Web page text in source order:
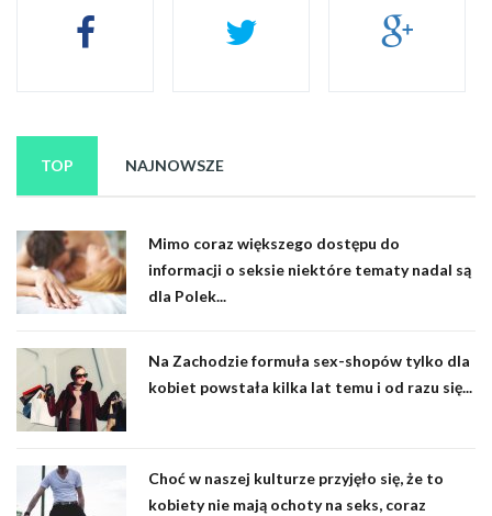
TOP
Mimo coraz większego dostępu do
informacji o seksie niektóre tematy nadal są
dla Polek...
Na Zachodzie formuła sex-shopów tylko dla
kobiet powstała kilka lat temu i od razu się...
Choć w naszej kulturze przyjęło się, że to
kobiety nie mają ochoty na seks, coraz
NAJNOWSZE